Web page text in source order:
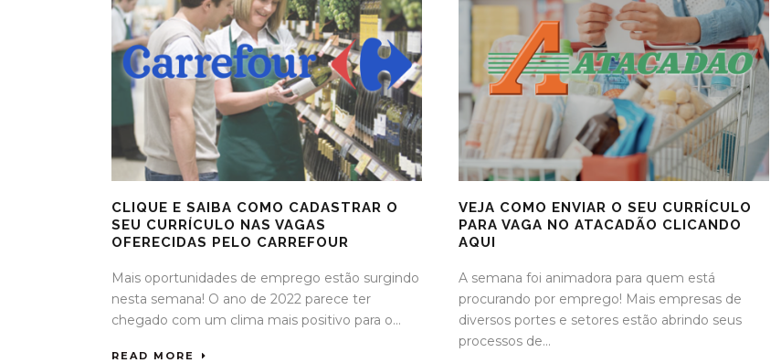
CLIQUE E SAIBA COMO CADASTRAR O
SEU CURRÍCULO NAS VAGAS
OFERECIDAS PELO CARREFOUR
Mais oportunidades de emprego estão surgindo
nesta semana! O ano de 2022 parece ter
chegado com um clima mais positivo para o...
READ MORE
VEJA COMO ENVIAR O SEU CURRÍCULO
PARA VAGA NO ATACADÃO CLICANDO
AQUI
A semana foi animadora para quem está
procurando por emprego! Mais empresas de
diversos portes e setores estão abrindo seus
processos de...